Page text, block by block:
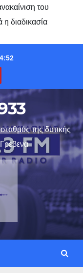
του
διαδικασία
της δυτικής